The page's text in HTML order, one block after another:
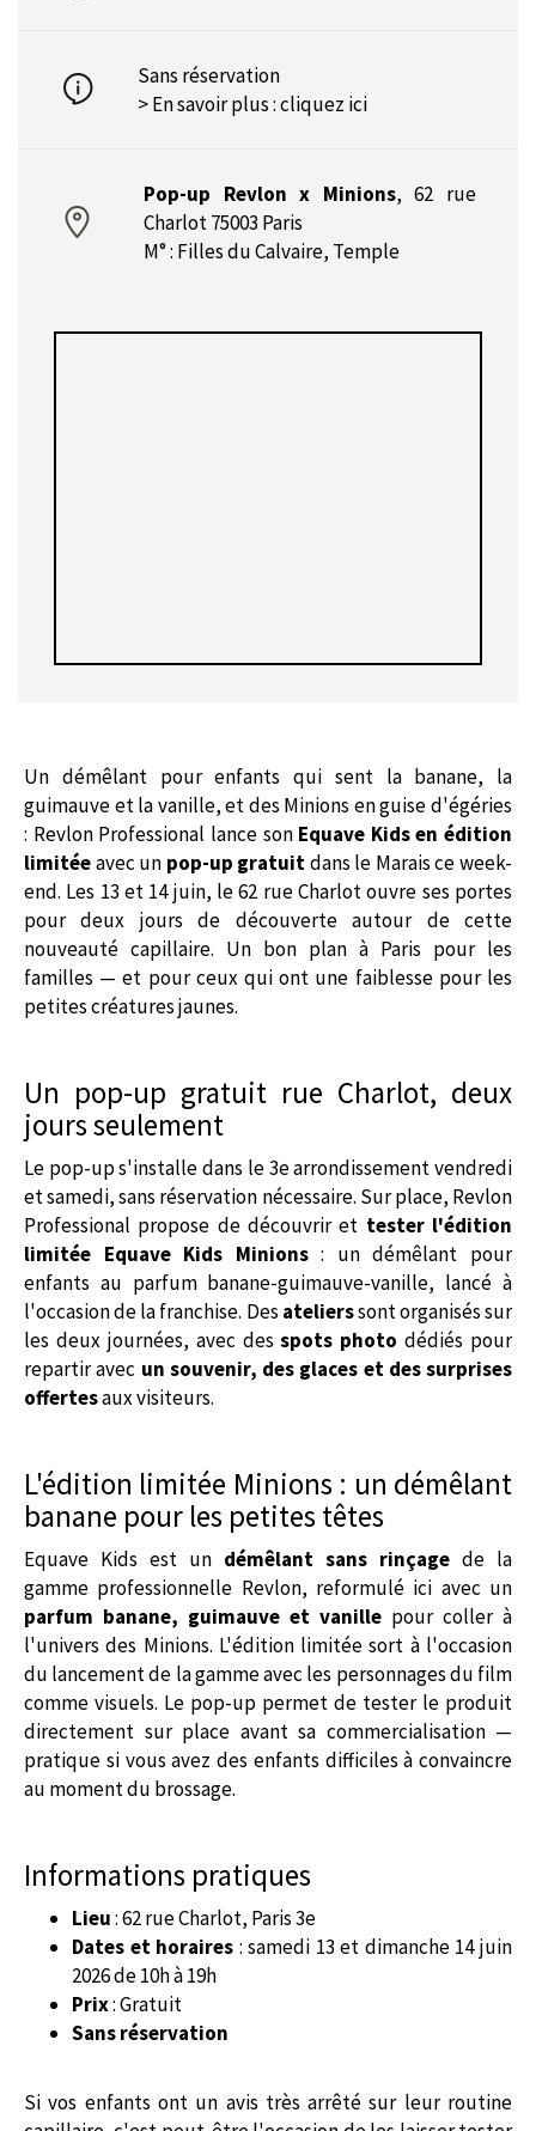
Sans réservation
> En savoir plus :cliquez ici
Pop-up Revlon x Minions,62 rue
Charlot 75003 Paris
M° : Filles du Calvaire, Temple
Un démêlant pour enfants qui sent la banane, la
guimauve et la vanille, et des Minions en guise d'égéries
: Revlon Professional lance son Equave Kids en édition
limitéeavec un pop-up gratuitdans le Marais ce week-
end. Les 13 et 14 juin, le 62 rue Charlot ouvre ses portes
pour deux jours de découverte autour de cette
nouveauté capillaire. Un bon plan à Paris pour les
familles — et pour ceux qui ont une faiblesse pour les
petites créatures jaunes.
Un pop-up gratuit rue Charlot, deux
jours seulement
Le pop-up s'installe dans le 3e arrondissement vendredi
et samedi, sans réservation nécessaire. Sur place, Revlon
Professional propose de découvrir et tester l'édition
limitée Equave Kids Minions: un démêlant pour
enfants au parfum banane-guimauve-vanille, lancé à
l'occasion de la franchise. Des atelierssont organisés sur
les deux journées, avec desspots photo dédiés pour
repartir avec un souvenir, des glaces et des surprises
offertesaux visiteurs.
L'édition limitée Minions : un démêlant
banane pour les petites têtes
Equave Kids est un démêlant sans rinçage de la
gamme professionnelle Revlon, reformulé ici avec un
parfum banane, guimauve et vanille pour coller à
l'univers des Minions. L'édition limitée sort à l'occasion
du lancement de la gamme avec les personnages du film
comme visuels. Le pop-up permet de tester le produit
directement sur place avant sa commercialisation —
pratique si vous avez des enfants difficiles à convaincre
au moment du brossage.
Informations pratiques
Lieu: 62 rue Charlot, Paris 3e
Dates et horaires : samedi 13 et dimanche 14 juin
2026 de 10h à 19h
Prix: Gratuit
Sans réservation
Si vos enfants ont un avis très arrêté sur leur routine